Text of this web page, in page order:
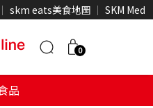
skm eats美食地圖 SKM Media
0
品